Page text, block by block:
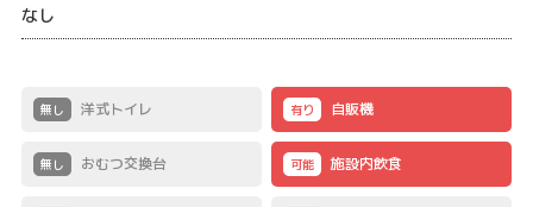
なし
無し 洋式トイレ 有り 自販機
無し おむつ交換台 可能 施設内飲食